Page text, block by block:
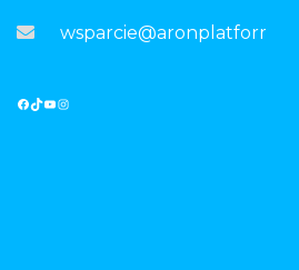
wsparcie@aronplatforma.pl